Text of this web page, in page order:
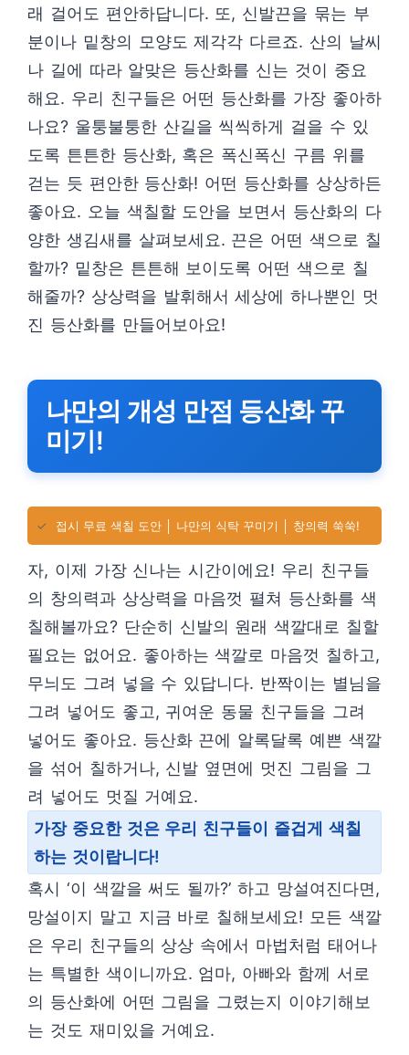
래 걸어도 편안하답니다. 또, 신발끈을 묶는 부
분이나 밑창의 모양도 제각각 다르죠. 산의 날씨
나 길에 따라 알맞은 등산화를 신는 것이 중요
해요. 우리 친구들은 어떤 등산화를 가장 좋아하
나요? 울퉁불퉁한 산길을 씩씩하게 걸을 수 있
도록 튼튼한 등산화, 혹은 폭신폭신 구름 위를
걷는 듯 편안한 등산화! 어떤 등산화를 상상하든
좋아요. 오늘 색칠할 도안을 보면서 등산화의 다
양한 생김새를 살펴보세요. 끈은 어떤 색으로 칠
할까? 밑창은 튼튼해 보이도록 어떤 색으로 칠
해줄까? 상상력을 발휘해서 세상에 하나뿐인 멋
진 등산화를 만들어보아요!
나만의 개성 만점 등산화 꾸
미기!
✓ 접시 무료 색칠 도안 │ 나만의 식탁 꾸미기 │ 창의력 쑥쑥!
자, 이제 가장 신나는 시간이에요! 우리 친구들
의 창의력과 상상력을 마음껏 펼쳐 등산화를 색
칠해볼까요? 단순히 신발의 원래 색깔대로 칠할
필요는 없어요. 좋아하는 색깔로 마음껏 칠하고,
무늬도 그려 넣을 수 있답니다. 반짝이는 별님을
그려 넣어도 좋고, 귀여운 동물 친구들을 그려
넣어도 좋아요. 등산화 끈에 알록달록 예쁜 색깔
을 섞어 칠하거나, 신발 옆면에 멋진 그림을 그
려 넣어도 멋질 거예요.
가장 중요한 것은 우리 친구들이 즐겁게 색칠
하는 것이랍니다!
혹시 ‘이 색깔을 써도 될까?’ 하고 망설여진다면,
망설이지 말고 지금 바로 칠해보세요! 모든 색깔
은 우리 친구들의 상상 속에서 마법처럼 태어나
는 특별한 색이니까요. 엄마, 아빠와 함께 서로
의 등산화에 어떤 그림을 그렸는지 이야기해보
는 것도 재미있을 거예요.